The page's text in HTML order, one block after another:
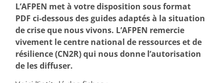
L’AFPEN met à votre disposition sous format
PDF ci-dessous des guides adaptés à la situation
de crise que nous vivons. L’AFPEN remercie
vivement le centre national de ressources et de
résilience (CN2R) qui nous donne l’autorisation
de les diffuser.